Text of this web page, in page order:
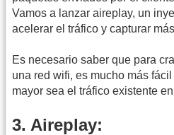
Vamos a lanzar aireplay, un
acelerar el tráfico y capturar
Es necesario saber que para
una red wifi, es mucho más
mayor sea el tráfico existente
3. Aireplay: